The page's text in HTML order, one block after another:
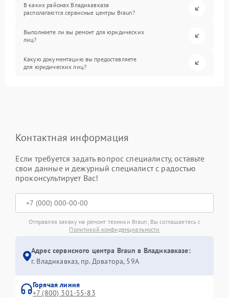
В каких районах Владикавказа
располагаются сервисные центры Braun?
Выполняете ли вы ремонт для юридических
лиц?
Какую документацию вы предоставляете
для юридических лиц?
Контактная информация
Если требуется задать вопрос специалисту, оставьте
свои данные и дежурный специалист с радостью
проконсультирует Вас!
Отправляя заявку на ремонт техники Braun, Вы соглашаетесь с
Политикой конфиденциальности
Адрес сервисного центра Braun в Владикавказе:
г. Владикавказ, пр. Доватора, 59А
Горячая линия
+7 (800) 301-55-83